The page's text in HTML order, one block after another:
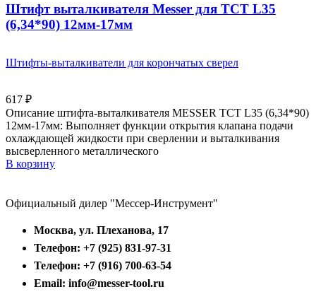
Штифт выталкивателя Messer для ТСТ L35
(6,34*90) 12мм-17мм
Штифты-выталкиватели для корончатых сверел
617 ₽
Описание штифта-выталкивателя MESSER ТСТ L35 (6,34*90)
12мм-17мм: Выполняет функции открытия клапана подачи
охлаждающей жидкости при сверлении и выталкивания
высверленного металлического
В корзину
Официальный дилер "Мессер-Инструмент"
Москва, ул. Плеханова, 17
Телефон: +7 (925) 831-97-31
Телефон: +7 (916) 700-63-54
Email: info@messer-tool.ru